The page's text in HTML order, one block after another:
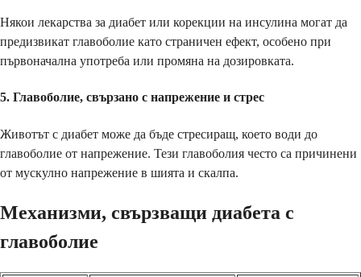
Някои лекарства за диабет или корекции на инсулина могат да
предизвикат главоболие като страничен ефект, особено при
първоначална употреба или промяна на дозировката.
5. Главоболие, свързано с напрежение и стрес
Животът с диабет може да бъде стресиращ, което води до
главоболие от напрежение. Тези главоболия често са причинени
от мускулно напрежение в шията и скалпа.
Механизми, свързващи диабета с
главоболие